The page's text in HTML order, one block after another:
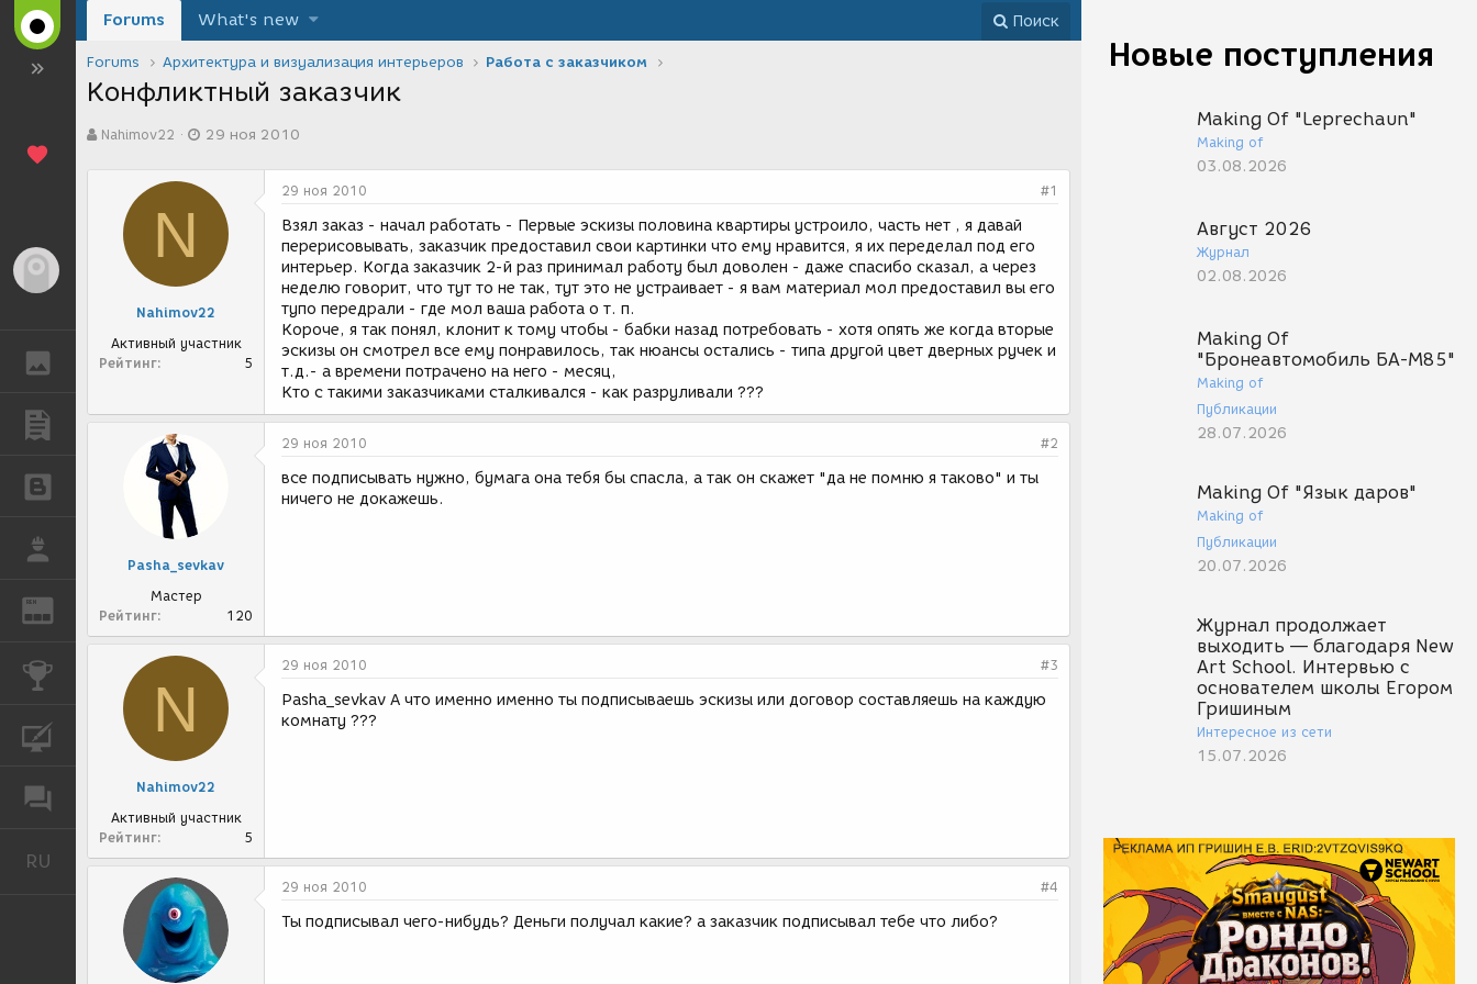
ГАЛЕРЕЯ
REN ЖУРНАЛ
КОНКУРСЫ
КУРСЫ
RU Русский
Новые поступления
Making Of "Leprechaun"
Making of
03.08.2026
Август 2026
Журнал
02.08.2026
Making Of
"Бронеавтомобиль БА-М85"
Making of
Публикации
28.07.2026
Making Of "Язык даров"
Making of
Публикации
20.07.2026
Журнал продолжает
выходить — благодаря New
Art School. Интервью с
основателем школы Егором
Гришиным
Интересное из сети
15.07.2026
Forums What's new Поиск
Forums Архитектура и визуализация интерьеров Работа с заказчиком
Конфликтный заказчик
в
Nahimov22
а
с
а
и
я
29 ноя 2010
N
Nahimov22
Активный участник
Рейтинг
5
29 ноя 2010 #1
Взял заказ - начал работать - Первые эскизы половина квартиры устроило, часть нет , я давай
перерисовывать, заказчик предоставил свои картинки что ему нравится, я их переделал под его
интерьер. Когда заказчик 2-й раз принимал работу был доволен - даже спасибо сказал, а через
неделю говорит, что тут то не так, тут это не устраивает - я вам материал мол предоставил вы его
тупо передрали - где мол ваша работа о т. п.
Короче, я так понял, клонит к тому чтобы - бабки назад потребовать - хотя опять же когда вторые
эскизы он смотрел все ему понравилось, так нюансы остались - типа другой цвет дверных ручек и
т.д.- а времени потрачено на него - месяц,
Кто с такими заказчиками сталкивался - как разруливали ???
Pasha_sevkav
Мастер
Рейтинг
120
29 ноя 2010 #2
все подписывать нужно, бумага она тебя бы спасла, а так он скажет "да не помню я таково" и ты
ничего не докажешь.
N
Nahimov22
Активный участник
Рейтинг
5
29 ноя 2010 #3
Pasha_sevkav А что именно именно ты подписываешь эскизы или договор составляешь на каждую
комнату ???
29 ноя 2010 #4
Ты подписывал чего-нибудь? Деньги получал какие? а заказчик подписывал тебе что либо?